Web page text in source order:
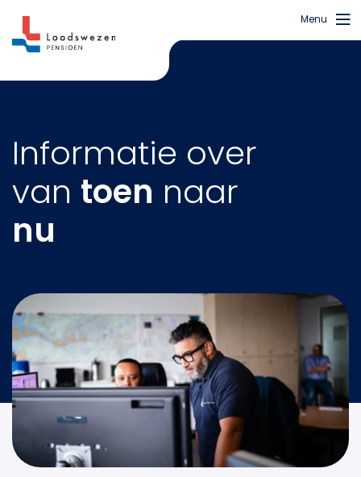
Menu
Informatie over
van toen naar
nu